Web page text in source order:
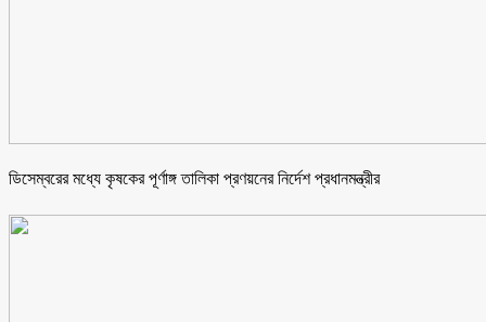
ডিসেম্বরের মধ্যে কৃষকের পূর্ণাঙ্গ তালিকা প্রণয়নের নির্দেশ প্রধানমন্ত্রীর